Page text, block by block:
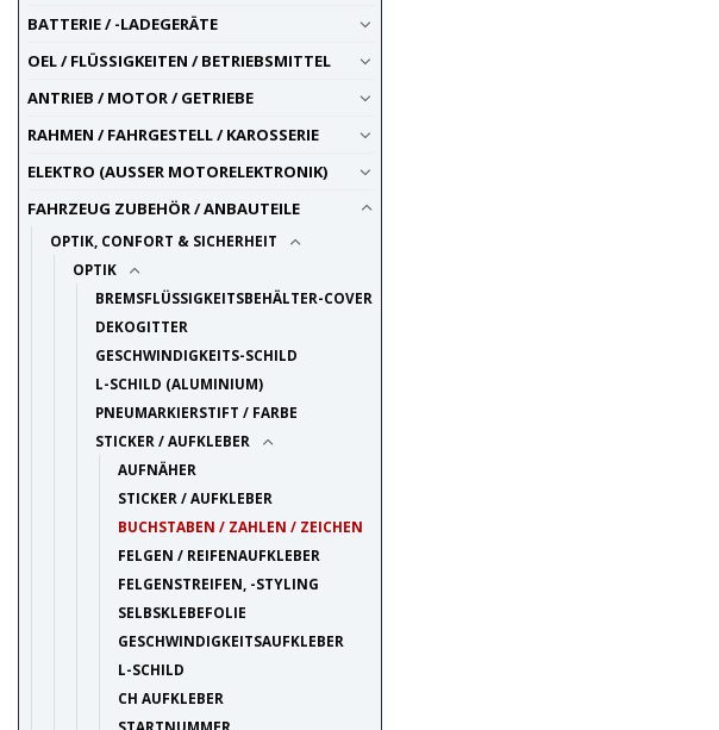
BATTERIE / -LADEGERÄTE
OEL / FLÜSSIGKEITEN / BETRIEBSMITTEL
ANTRIEB / MOTOR / GETRIEBE
RAHMEN / FAHRGESTELL / KAROSSERIE
ELEKTRO (AUSSER MOTORELEKTRONIK)
FAHRZEUG ZUBEHÖR / ANBAUTEILE
OPTIK, CONFORT & SICHERHEIT
OPTIK
BREMSFLÜSSIGKEITSBEHÄLTER-COVER
DEKOGITTER
GESCHWINDIGKEITS-SCHILD
L-SCHILD (ALUMINIUM)
PNEUMARKIERSTIFT / FARBE
STICKER / AUFKLEBER
AUFNÄHER
STICKER / AUFKLEBER
BUCHSTABEN / ZAHLEN / ZEICHEN
FELGEN / REIFENAUFKLEBER
FELGENSTREIFEN, -STYLING
SELBSKLEBEFOLIE
GESCHWINDIGKEITSAUFKLEBER
L-SCHILD
CH AUFKLEBER